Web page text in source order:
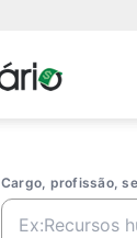
Portal
Cargo, profissão,